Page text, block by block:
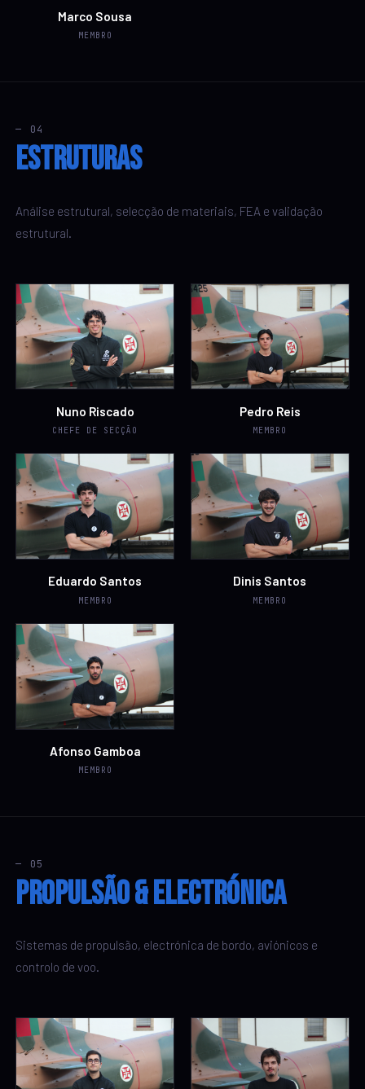
Marco Sousa
MEMBRO
— 04
Estruturas
Análise estrutural, selecção de materiais, FEA e validação
estrutural.
Nuno Riscado
CHEFE DE SECÇÃO
Pedro Reis
MEMBRO
Eduardo Santos
MEMBRO
Dinis Santos
MEMBRO
Afonso Gamboa
MEMBRO
— 05
Propulsão & Electrónica
Sistemas de propulsão, electrónica de bordo, aviónicos e
controlo de voo.